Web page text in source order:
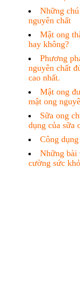
Những
nguyên chất
Mật ong
hay không?
Phương
nguyên chất
cao nhất.
Mật ong
mật ong
Sữa ong
dụng của sữa
Công
Những bài
cường sức